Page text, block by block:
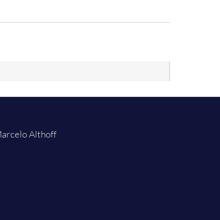
Althoff